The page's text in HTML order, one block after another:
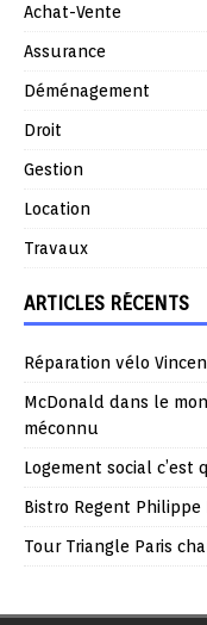
Achat-Vente
Assurance
Déménagement
Droit
Gestion
Location
Travaux
ARTICLES RÉCENTS
Réparation vélo
McDonald dans le
méconnu
Logement social
Bistro Regent
Tour Triangle Paris